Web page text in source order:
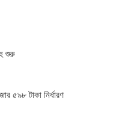
শুরু
৫৯৮ টাকা নির্ধারণ